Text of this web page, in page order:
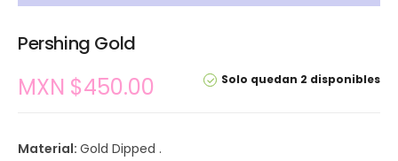
Pershing Gold
Solo quedan 2 disponibles
MXN $450.00
Material: Gold Dipped .